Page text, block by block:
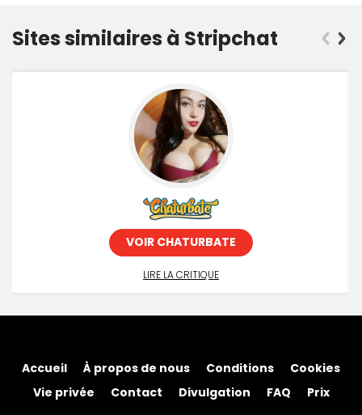
Sites similaires à Stripchat
Précédent
VOIR CHATURBATE
LIRE LA CRITIQUE
Accueil À propos de nous Conditions
Cookies
Vie privée
Contact Divulgation FAQ Prix